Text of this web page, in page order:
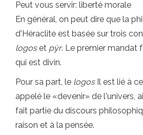
Peut vous servir: liberté morale
En général, on peut dire que la
d'Héraclite est basée sur trois
logoset pỳr. Le premier mandat
qui est divin.
Pour sa part, le logosIl est lié à
appelé le «devenir» de l'univers,
fait partie du discours
raison et à la pensée.